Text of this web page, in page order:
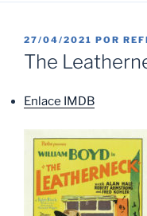
PUBLICADO
EL
27/04/2021 POR
The
Enlace IMDB